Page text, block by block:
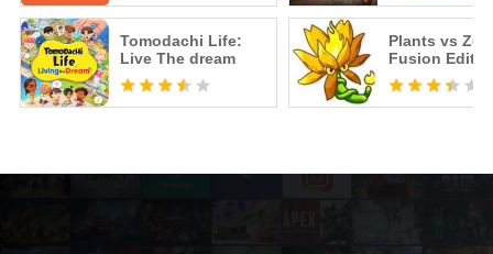
Tomodachi Life:
Live The dream
Plants vs
Fusion